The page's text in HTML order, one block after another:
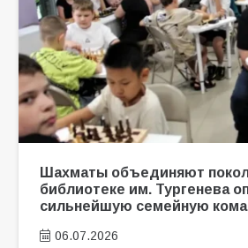
Шахматы объединяют
библиотеке им. Тургенева
сильнейшую семейную
06.07.2026